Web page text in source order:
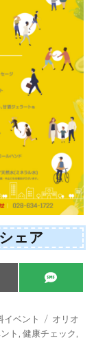
ェア
Share
on
S
M
イベント
タ
グ
オリオ
ト ,健康チェック,